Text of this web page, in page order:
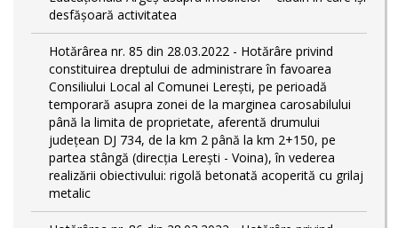
desfășoară activitatea
Hotărârea nr. 85 din 28.03.2022 - Hotărâre privind
constituirea dreptului de administrare în favoarea
Consiliului Local al Comunei Lerești, pe perioadă
temporară asupra zonei de la marginea carosabilului
până la limita de proprietate, aferentă drumului
județean DJ 734, de la km 2 până la km 2+150, pe
partea stângă (direcția Lerești - Voina), în vederea
realizării obiectivului: rigolă betonată acoperită cu grilaj
metalic